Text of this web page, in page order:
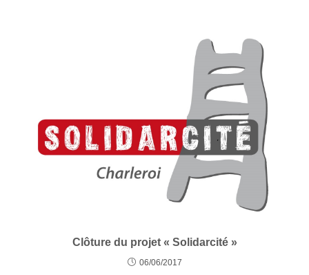
Clôture du projet « Solidarcité »
06/06/2017